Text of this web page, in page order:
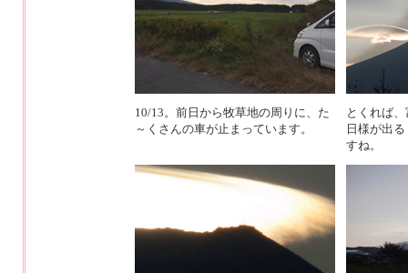
10/13。前日から牧草地の周りに、た
～くさんの車が止まっています。
とくれば
日様が出
すね。